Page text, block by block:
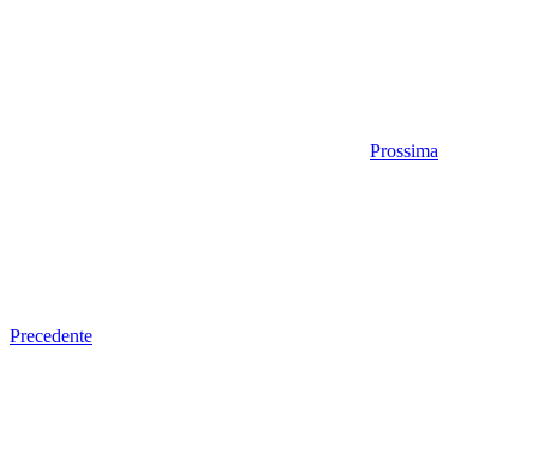
Prossima
Precedente